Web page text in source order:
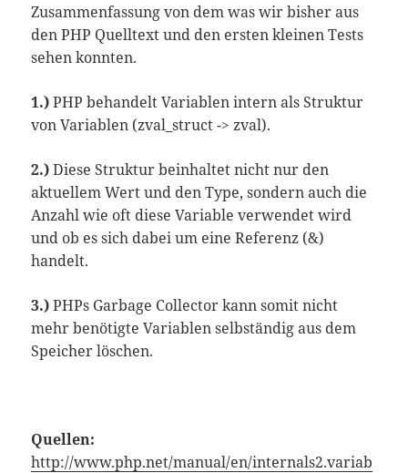
Zusammenfassung von dem was wir bisher aus
den PHP Quelltext und den ersten kleinen Tests
sehen konnten.
1.)PHP behandelt Variablen intern als Struktur
von Variablen (zval_struct -> zval).
2.)Diese Struktur beinhaltet nicht nur den
aktuellem Wert und den Type, sondern auch die
Anzahl wie oft diese Variable verwendet wird
und ob es sich dabei um eine Referenz (&)
handelt.
3.)PHPs Garbage Collector kannsomitnicht
mehr benötigte Variablen selbständig aus dem
Speicher löschen.
Quellen:
http://www.php.net/manual/en/internals2.variab